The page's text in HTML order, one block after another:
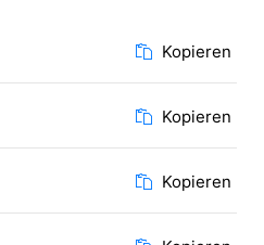
Kopieren
Kopieren
Kopieren